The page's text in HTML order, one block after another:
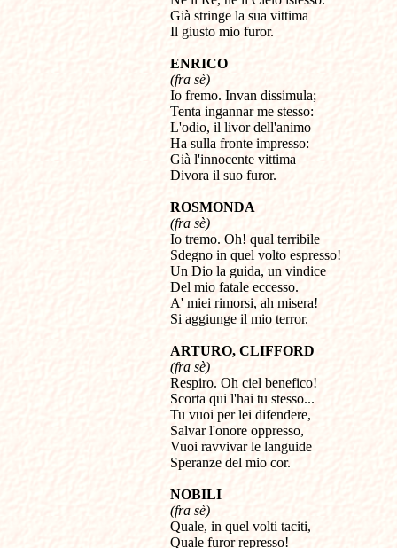
Già stringe la sua vittima
Il giusto mio furor.
ENRICO
(fra sè)
Io fremo. Invan dissimula;
Tenta ingannar me stesso:
L'odio, il livor dell'animo
Ha sulla fronte impresso:
Già l'innocente vittima
Divora il suo furor.
ROSMONDA
(fra sè)
Io tremo. Oh! qual terribile
Sdegno in quel volto espresso!
Un Dio la guida, un vindice
Del mio fatale eccesso.
A' miei rimorsi, ah misera!
Si aggiunge il mio terror.
ARTURO, CLIFFORD
(fra sè)
Respiro. Oh ciel benefico!
Scorta qui l'hai tu stesso...
Tu vuoi per lei difendere,
Salvar l'onore oppresso,
Vuoi ravvivar le languide
Speranze del mio cor.
NOBILI
(fra sè)
Quale, in quel volti taciti,
Quale furor represso!